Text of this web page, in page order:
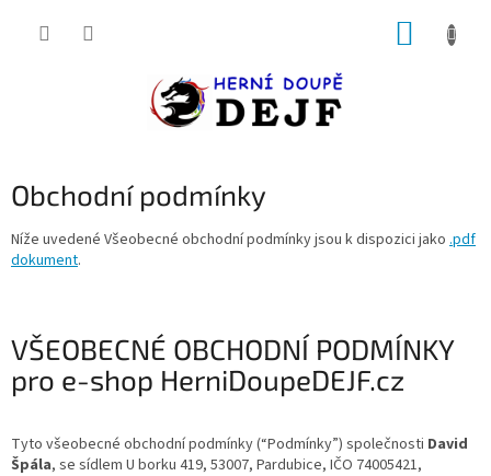
Obchodní podmínky
Níže uvedené Všeobecné obchodní podmínky jsou k dispozici jako .pdf
dokument.
VŠEOBECNÉ OBCHODNÍ PODMÍNKY
pro e-shop HerniDoupeDEJF.cz
Tyto všeobecné obchodní podmínky (“Podmínky”) společnosti David
Špála, se sídlem U borku 419, 53007, Pardubice, IČO 74005421,